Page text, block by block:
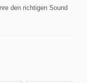
den richtigen Sound